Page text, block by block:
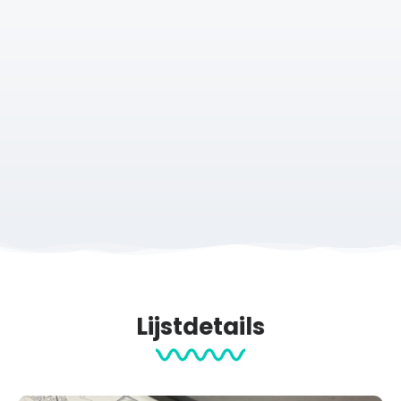
Lijstdetails